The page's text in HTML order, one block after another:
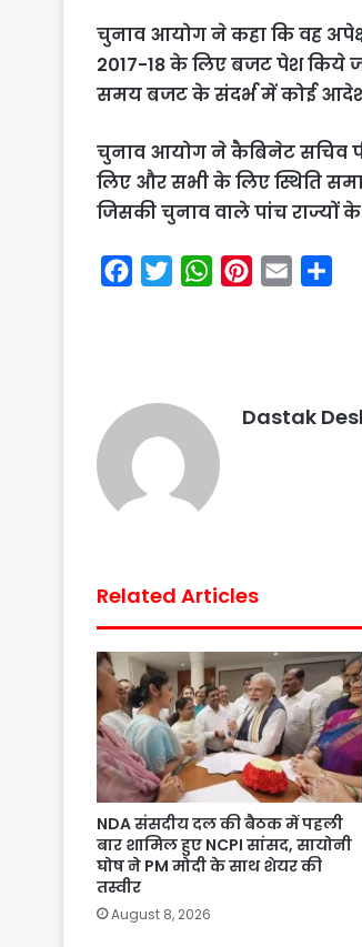
चुनाव आयोग ने कहा कि वह
2017-18 के लिए बजट पेश किये
समय बजट के संदर्भ में कोई आदेश
चुनाव आयोग ने कैबिनेट सचिव
लिए और सभी के लिए स्थिति
जिसकी चुनाव वाले पांच राज्यों
o
k
r
W
p
p
r
Dastak
Related Articles
NDA संसदीय दल की बैठक में पहली
बार शामिल हुए NCPI सांसद, सायोनी
घोष ने PM मोदी के साथ शेयर की
तस्वीर
August 8, 2026